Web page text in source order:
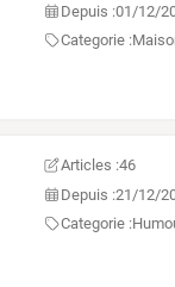
Depuis :01/12/
Categorie :
Articles :46
Depuis :21/12/
Categorie :